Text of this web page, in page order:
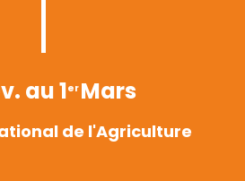
au 1er Mars
de l'Agriculture